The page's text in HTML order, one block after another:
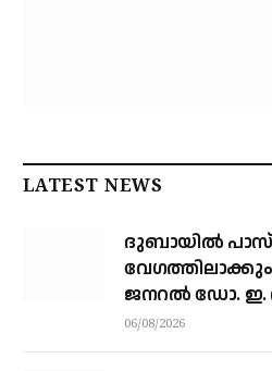
LATEST NEWS
ദുബായിൽ
ജനറൽ ഡോ. ഇ.
06/08/2026